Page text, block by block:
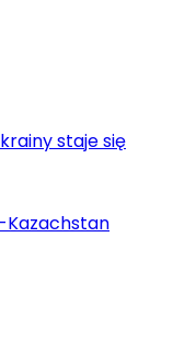
staje się
Kazachstan